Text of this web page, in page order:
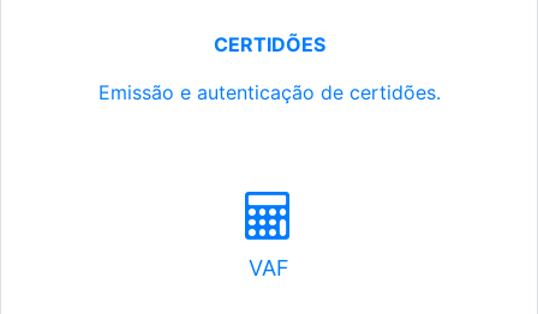
CERTIDÕES
Emissão e autenticação de certidões.
VAF